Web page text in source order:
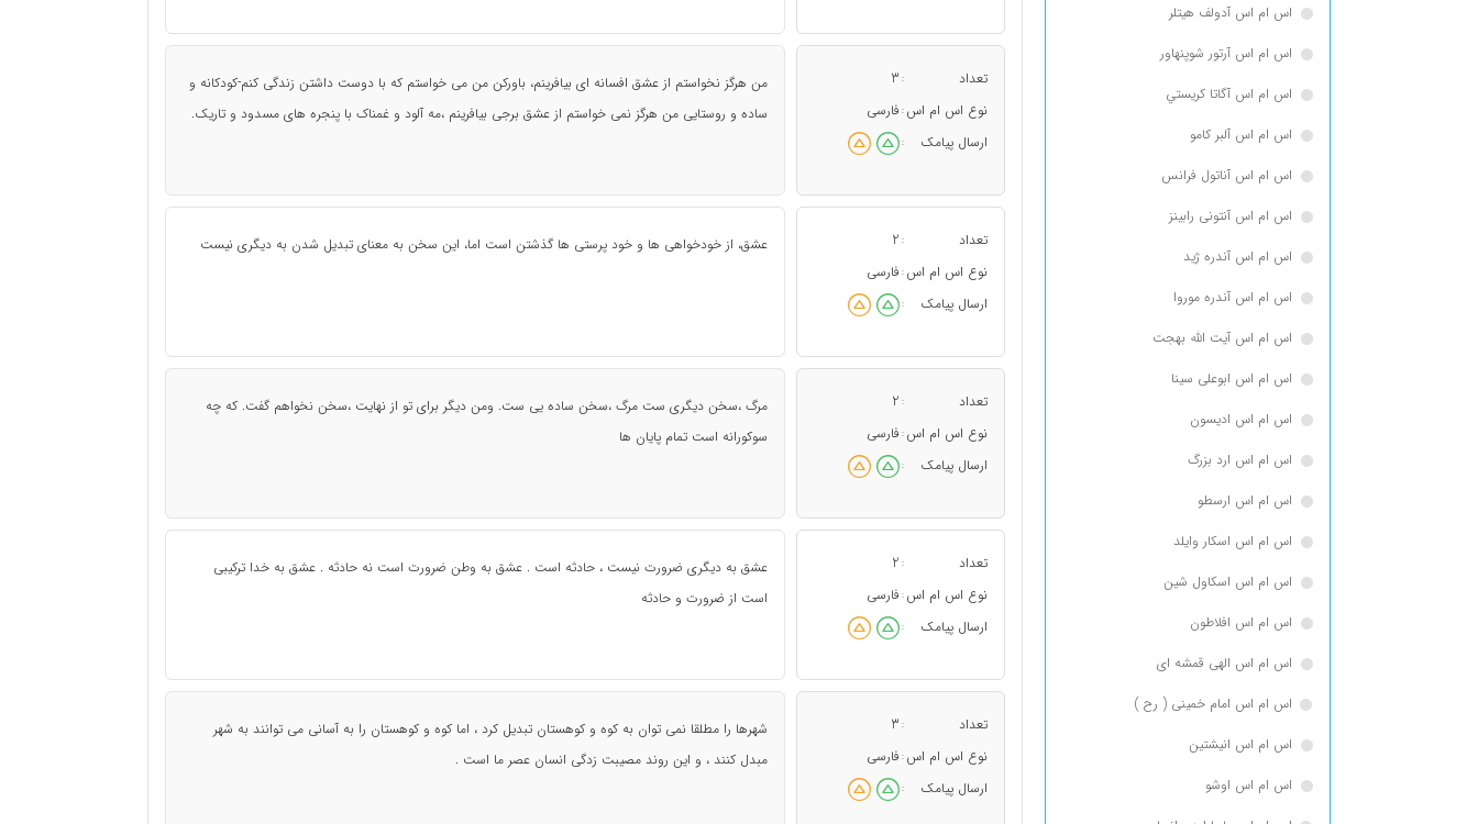
اس ام اس آدولف هیتلر
اس ام اس آرتور شوپنهاور
اس ام اس آگاتا كريستي
اس ام اس آلبر کامو
اس ام اس آناتول فرانس
اس ام اس آنتونی رابینز
اس ام اس آندره ژید
اس ام اس آندره موروا
اس ام اس آیت الله بهجت
اس ام اس ابوعلی سینا
اس ام اس ادیسون
اس ام اس ارد بزرگ
اس ام اس ارسطو
اس ام اس اسكار وايلد
اس ام اس اسکاول شین
اس ام اس افلاطون
اس ام اس الهی قمشه ای
اس ام اس امام خمینی ( رح )
اس ام اس انيشتين
اس ام اس اوشو
تعداد :
3
نوع اس ام اس : فارسی
ارسال پیامک
:
من هرگز نخواستم از عشق افسانه ای بیافرینم، باورکن من می خواستم که با دوست داشتن زندگی کنم-کودکانه و
ساده و روستایی من هرگز نمی خواستم از عشق برجی بیافرینم ،مه آلود و غمناک با پنجره های مسدود و تاریک.
تعداد :
2
نوع اس ام اس : فارسی
ارسال پیامک
:
عشق، از خودخواهی ها و خود پرستی ها گذشتن است اما، این سخن به معنای تبدیل شدن به دیگری نیست
تعداد :
2
نوع اس ام اس : فارسی
ارسال پیامک
:
مرگ ،سخن دیگری ست مرگ ،سخن ساده یی ست. ومن دیگر برای تو از نهایت ،سخن نخواهم گفت. که چه
سوکورانه است تمام پایان ها
تعداد :
2
نوع اس ام اس : فارسی
ارسال پیامک
:
عشق به دیگری ضرورت نیست ، حادثه است . عشق به وطن ضرورت است نه حادثه . عشق به خدا ترکیبی
است از ضرورت و حادثه
تعداد :
3
نوع اس ام اس : فارسی
ارسال پیامک
:
شهرها را مطلقا نمی توان به کوه و کوهستان تبدیل کرد ، اما کوه و کوهستان را به آسانی می توانند به شهر
مبدل کنند ، و این روند مصیبت زدگی انسان عصر ما است .